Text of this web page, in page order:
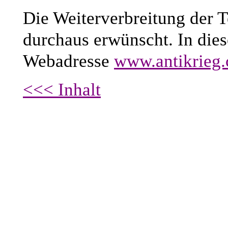
Die Weiterverbreitung der
durchaus erwünscht. In
Webadresse
<<< Inhalt